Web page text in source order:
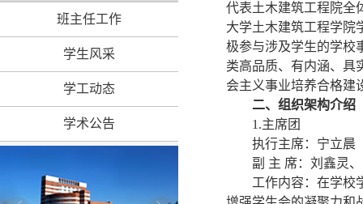
班主任工作
学生风采
学工动态
学术公告
代表土木建筑工程院全
大学土木建筑工程学院
极参与涉及学生的学校
类高品质、有内涵、具
会主义事业培养合格建
二、组织架构介绍
1.主席团
执行主席：宁立晨
副 主 席： 刘鑫灵
工作内容： 在学校